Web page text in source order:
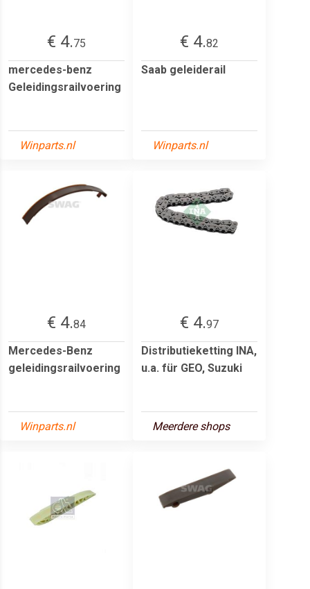
€ 4.75
mercedes-benz
Geleidingsrailvoering
Winparts.nl
€ 4.82
Saab geleiderail
Winparts.nl
€ 4.84
Mercedes-Benz
geleidingsrailvoering
Winparts.nl
€ 4.97
Distributieketting INA,
u.a. für GEO, Suzuki
Meerdere shops